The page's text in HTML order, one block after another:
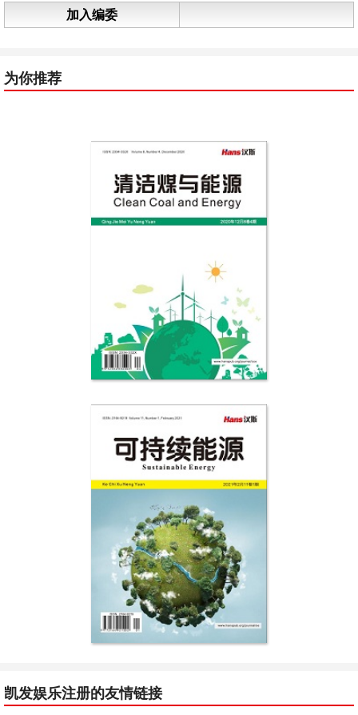
加入编委
为你推荐
凯发娱乐注册的友情链接